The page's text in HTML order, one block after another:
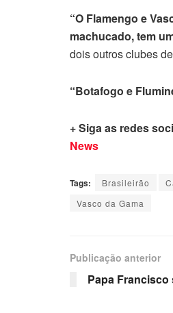
“O Flamengo e
machucado, tem
dois outros clubes
“Botafogo e
+ Siga as redes
News
Tags: Brasileirão
Vasco da Gama
Publicação anterior
Papa Francisco